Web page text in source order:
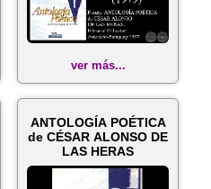
ver más...
ANTOLOGÍA POÉTICA
de CÉSAR ALONSO DE
LAS HERAS